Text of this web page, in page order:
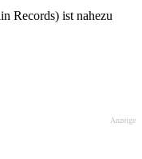
Records) ist nahezu
Anzeige